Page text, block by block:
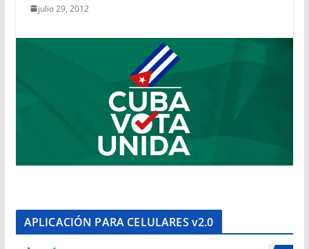
julio 29, 2012
APLICACIÓN PARA CELULARES v2.0